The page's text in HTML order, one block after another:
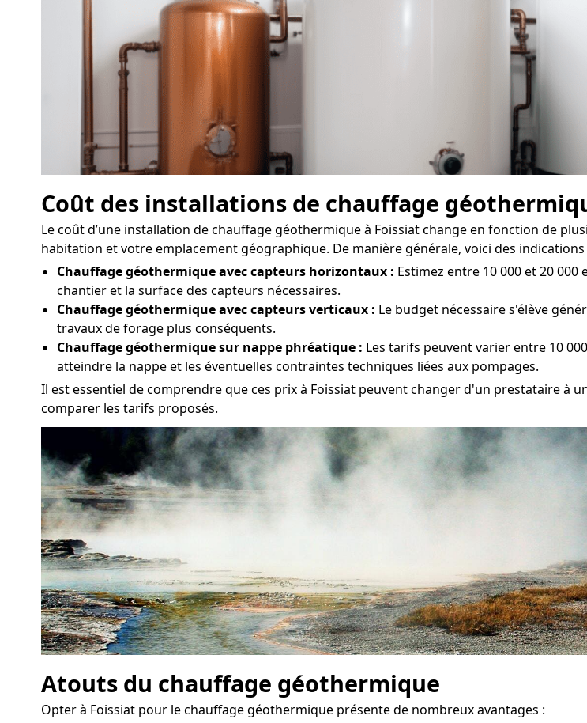
Coût des installations de chauffage
Le coût d’une installation de chauffage géothermique à Foissiat change en fonction de
habitation et votre emplacement géographique. De manière générale, voici des
Chauffage géothermique avec capteurs horizontaux : Estimez entre 10 000 et 20
chantier et la surface des capteurs nécessaires.
Chauffage géothermique avec capteurs verticaux : Le budget nécessaire s'élève
travaux de forage plus conséquents.
Chauffage géothermique sur nappe phréatique : Les tarifs peuvent varier entre 10
atteindre la nappe et les éventuelles contraintes techniques liées aux pompages.
Il est essentiel de comprendre que ces prix à Foissiat peuvent changer d'un prestataire à
comparer les tarifs proposés.
Atouts du chauffage géothermique
Opter à Foissiat pour le chauffage géothermique présente de nombreux avantages :